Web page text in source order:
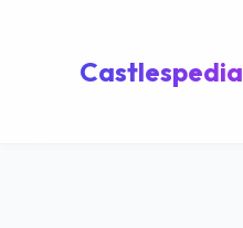
Castlespedia